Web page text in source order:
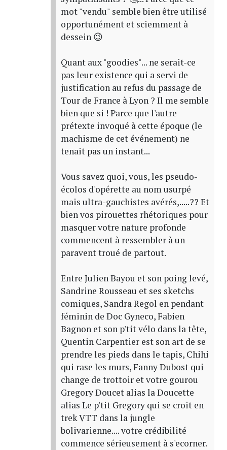
mot "vendu" semble bien être utilisé
opportunément et sciemment à
dessein 😉
Quant aux "goodies"... ne serait-ce
pas leur existence qui a servi de
justification au refus du passage de
Tour de France à Lyon ? Il me semble
bien que si ! Parce que l'autre
prétexte invoqué à cette époque (le
machisme de cet événement) ne
tenait pas un instant...
Vous savez quoi, vous, les pseudo-
écolos d'opérette au nom usurpé
mais ultra-gauchistes avérés,.....?? Et
bien vos pirouettes rhétoriques pour
masquer votre nature profonde
commencent à ressembler à un
paravent troué de partout.
Entre Julien Bayou et son poing levé,
Sandrine Rousseau et ses sketchs
comiques, Sandra Regol en pendant
féminin de Doc Gyneco, Fabien
Bagnon et son p'tit vélo dans la tête,
Quentin Carpentier est son art de se
prendre les pieds dans le tapis, Chihi
qui rase les murs, Fanny Dubost qui
change de trottoir et votre gourou
Gregory Doucet alias la Doucette
alias Le p'tit Gregory qui se croit en
trek VTT dans la jungle
bolivarienne.... votre crédibilité
commence sérieusement à s'ecorner.